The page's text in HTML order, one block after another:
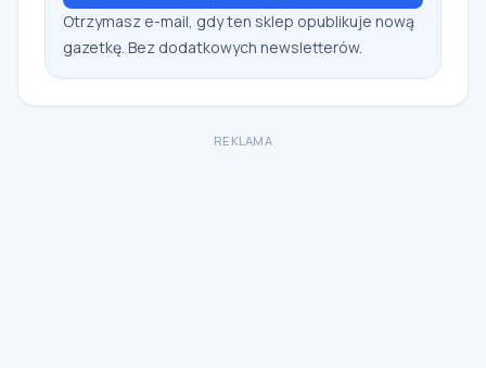
Otrzymasz e-mail, gdy ten sklep opublikuje nową
gazetkę. Bez dodatkowych newsletterów.
REKLAMA